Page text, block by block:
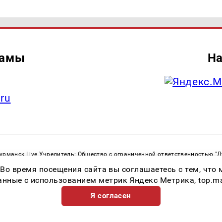
Live Учредитель: Общество с ограниченной ответственностью
служба по надзору в сфере связи, информационных технологий и
Регистрационный номер СМИ ЭЛ № ФС 77 - 82534 от 21.01.2022
время посещения сайта вы соглашаетесь с тем,
с использованием метрик Яндекс Метрика,
Я согласен